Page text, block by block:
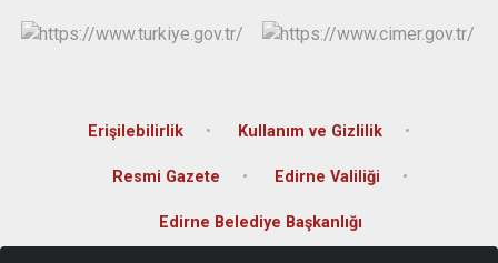
Erişilebilirlik Kullanım ve Gizlilik
Resmi Gazete Edirne Valiliği
Edirne Belediye Başkanlığı